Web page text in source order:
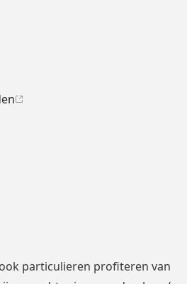
particulieren profiteren van